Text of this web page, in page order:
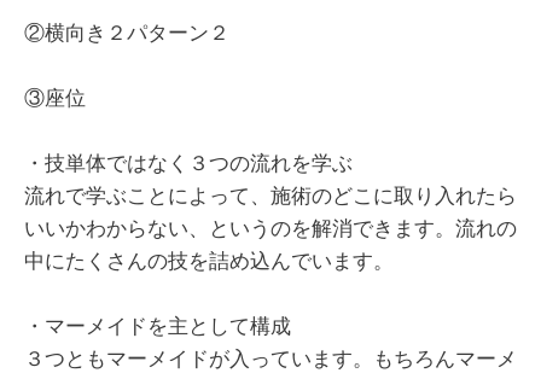
②横向き２パターン２
③座位
・技単体ではなく３つの流れを学ぶ
流れで学ぶことによって、施術のどこに取り入れたら
いいかわからない、というのを解消できます。流れの
中にたくさんの技を詰め込んでいます。
・マーメイドを主として構成
３つともマーメイドが入っています。もちろんマーメ